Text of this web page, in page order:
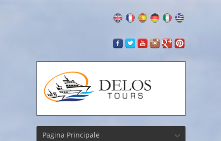
Pagina Principale